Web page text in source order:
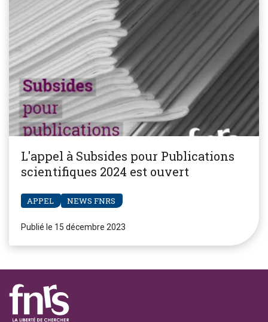
L'appel à Subsides pour Publications
scientifiques 2024 est ouvert
APPEL NEWS FNRS
Publié le 15 décembre 2023